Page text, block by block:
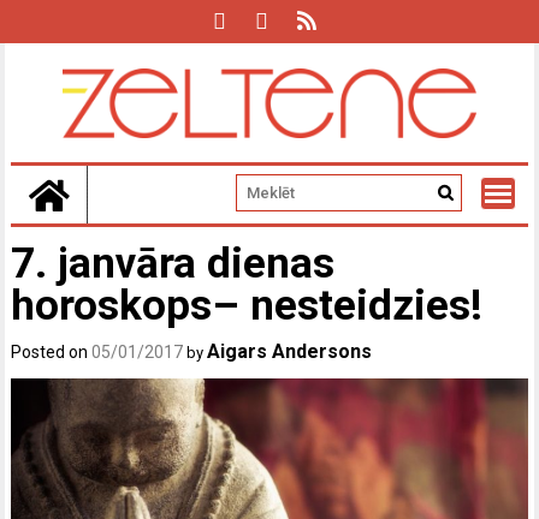
7. janvāra dienas
horoskops– nesteidzies!
Posted on05/01/2017 byAigars Andersons